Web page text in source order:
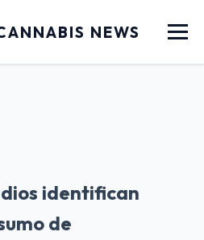
NEWS Menu
identifican
de